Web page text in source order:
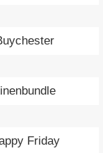
Friday